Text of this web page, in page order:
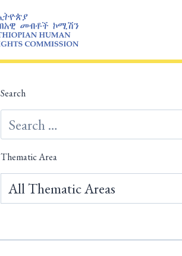
Search
Thematic Area